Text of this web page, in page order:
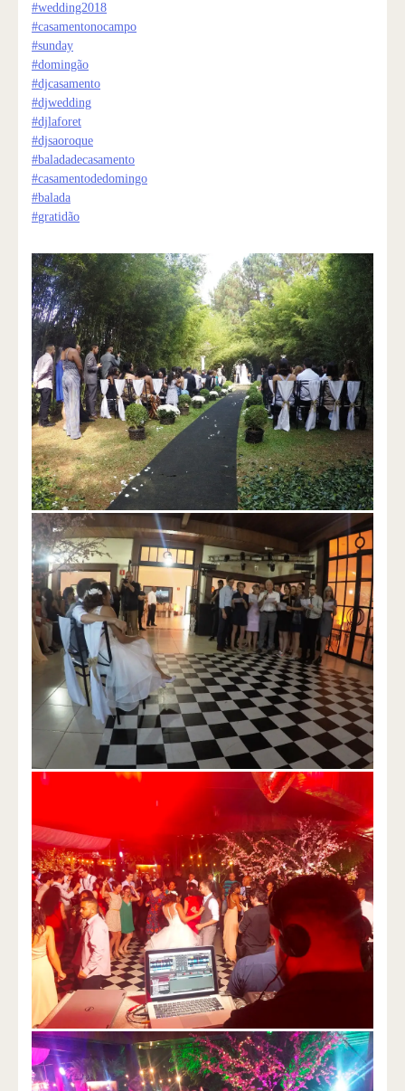
#wedding2018
#casamentonocampo
#sunday
#domingão
#djcasamento
#djwedding
#djlaforet
#djsaoroque
#baladadecasamento
#casamentodedomingo
#balada
#gratidão